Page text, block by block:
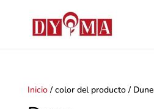
Inicio/ color del producto / Dune